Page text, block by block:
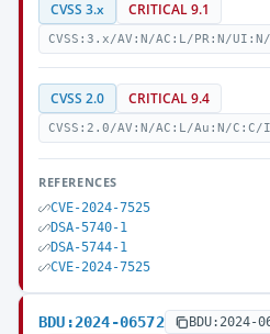
CVSS 3.x CRITICAL 9.1
CVSS:3.x/AV:N/AC:L/PR:N/
CVSS 2.0 CRITICAL 9.4
CVSS:2.0/AV:N/AC:L/Au:N/C:C/
REFERENCES
CVE-2024-7525
DSA-5740-1
DSA-5744-1
CVE-2024-7525
BDU:2024-06572 BDU:2024-